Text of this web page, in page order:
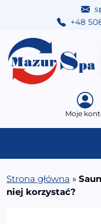
+48
Przejdź do treści
Main
Moje
Strona główna »
niej korzystać?